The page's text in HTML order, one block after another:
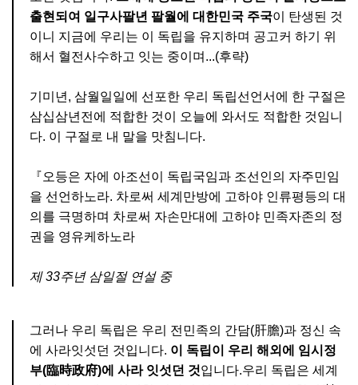
출현되여 일구사팔년 팔월에 대한민국 주국이 탄생된 것
이니 지금에 우리는 이 독립을 유지하며 공고커 하기 위
해서 혈전사수하고 잇는 중이며...(후략)
기미년, 삼월일일에 선포한 우리 독립선언서에 한 구절은
삼십삼년전에 적합한 것이 오늘에 와서도 적합한 것임니
다. 이 구절로 내 말을 맛침니다.
『오등은 자에 아조선이 독립국임과 조선인의 자주민임
을 선언하노라. 차로써 세계만방에 고하야 인류평등의 대
의를 극명하며 차로써 자손만대에 고하야 민족자존의 정
권을 영유케하노라
제 33주년 삼일절 연설 중
그러나 우리 독립은 우리 전민족의 간담(肝膽)과 정신 속
에 사라잇섯던 것입니다. 이 독립이 우리 해외에 임시정
부(臨時政府)에 사라 잇섯던 것입니다.우리 독립은 세계